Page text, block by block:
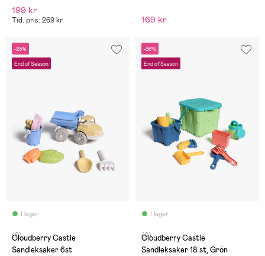
199 kr
Tid. pris: 269 kr 169 kr
-25%
End of Season
I lager
(0)
Cloudberry Castle
Sandleksaker 6st
-36%
End of Season
I lager
(0)
Cloudberry Castle
Sandleksaker 18 st, Grön